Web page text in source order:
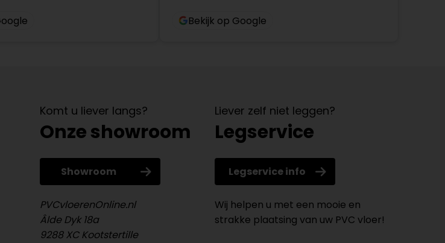
Bekijk op Google
Komt u liever langs?
Onze showroom
Showroom
PVCvloerenOnline.nl
Âlde Dyk 18a
9288 XC Kootstertille
Liever zelf niet leggen?
Legservice
Legservice info
Wij helpen u met een mooie en
strakke plaatsing van uw PVC vloer!